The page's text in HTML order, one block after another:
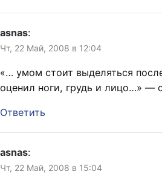
asnas:
Чт, 22 Май, 2008 в 12:04
«… умом стоит выделяться
оценил ноги, грудь и лицо…» —
Ответить
asnas:
Чт, 22 Май, 2008 в 15:04